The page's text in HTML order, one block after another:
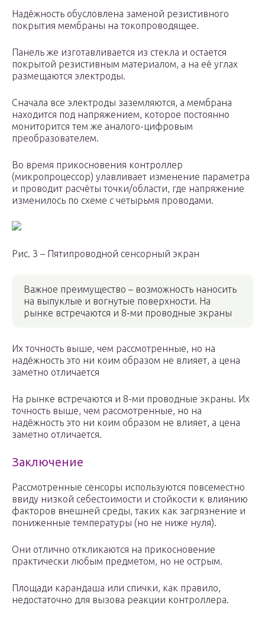
Надёжность обусловлена заменой резистивного
покрытия мембраны на токопроводящее.
Панель же изготавливается из стекла и остается
покрытой резистивным материалом, а на её углах
размещаются электроды.
Сначала все электроды заземляются, а мембрана
находится под напряжением, которое постоянно
мониторится тем же аналого-цифровым
преобразователем.
Во время прикосновения контроллер
(микропроцессор) улавливает изменение параметра
и проводит расчёты точки/области, где напряжение
изменилось по схеме с четырьмя проводами.
Рис. 3 – Пятипроводной сенсорный экран
Важное преимущество – возможность наносить
на выпуклые и вогнутые поверхности. На
рынке встречаются и 8-ми проводные экраны
Их точность выше, чем рассмотренные, но на
надёжность это ни коим образом не влияет, а цена
заметно отличается
На рынке встречаются и 8-ми проводные экраны. Их
точность выше, чем рассмотренные, но на
надёжность это ни коим образом не влияет, а цена
заметно отличается.
Заключение
Рассмотренные сенсоры используются повсеместно
ввиду низкой себестоимости и стойкости к влиянию
факторов внешней среды, таких как загрязнение и
пониженные температуры (но не ниже нуля).
Они отлично откликаются на прикосновение
практически любым предметом, но не острым.
Площади карандаша или спички, как правило,
недостаточно для вызова реакции контроллера.